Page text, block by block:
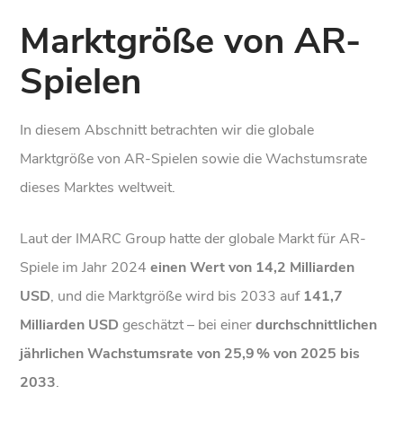
Marktgröße von AR-
Spielen
In diesem Abschnitt betrachten wir die globale
Marktgröße von AR-Spielen sowie die Wachstumsrate
dieses Marktes weltweit.
Laut der IMARC Group hatte der globale Markt für AR-
Spiele im Jahr 2024einen Wert von 14,2 Milliarden
USD, und die Marktgröße wird bis 2033 auf141,7
Milliarden USD geschätzt – bei einerdurchschnittlichen
jährlichen Wachstumsrate von 25,9 % von 2025 bis
2033.